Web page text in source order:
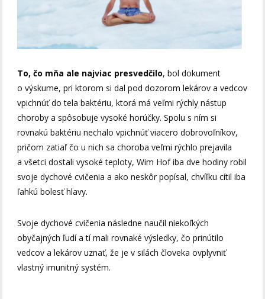
To, čo mňa ale najviac presvedčilo, bol dokument
o výskume, pri ktorom si dal pod dozorom lekárov a vedcov
vpichnúť do tela baktériu, ktorá má veľmi rýchly nástup
choroby a spôsobuje vysoké horúčky. Spolu s ním si
rovnakú baktériu nechalo vpichnúť viacero dobrovoľníkov,
pričom zatiaľ čo u nich sa choroba veľmi rýchlo prejavila
a všetci dostali vysoké teploty, Wim Hof iba dve hodiny robil
svoje dychové cvičenia a ako neskôr popísal, chvíľku cítil iba
ľahkú bolesť hlavy.
Svoje dychové cvičenia následne naučil niekoľkých
obyčajných ľudí a tí mali rovnaké výsledky, čo prinútilo
vedcov a lekárov uznať, že je v silách človeka ovplyvniť
vlastný imunitný systém.